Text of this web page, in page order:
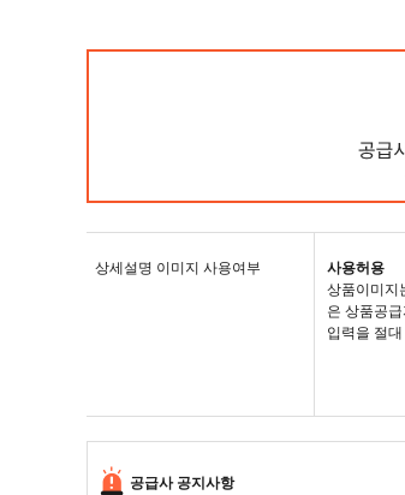
상세설명 이미지 사용여부
사용허용
상품이미지
은 상품공
입력을 절
공급사 공지사항